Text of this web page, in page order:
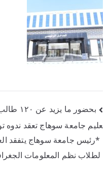
بحضور
عليم جامعة سوهاج تعقد ندوه
*رئيس جامعة سوهاج يتفقد
لطلاب نظم المعلومات